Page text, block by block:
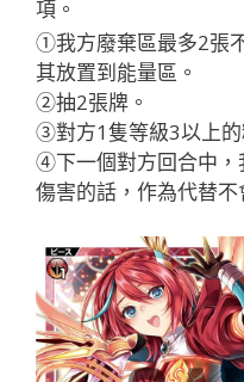
項。
①我方廢棄區最多2張
其放置到能量區。
②抽2張牌。
③對方1隻等級3以上的
④下一個對方回合中，
傷害的話，作為代替不